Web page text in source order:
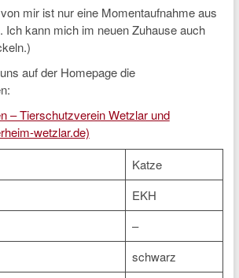
mir ist nur eine Momentaufnahme aus
Ich kann mich im neuen Zuhause auch
auf der Homepage die
– Tierschutzverein Wetzlar und
wetzlar.de)
Katze
EKH
–
schwarz